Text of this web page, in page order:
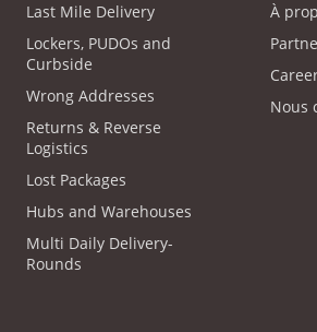
Last Mile Delivery
Lockers, PUDOs and
Curbside
Wrong Addresses
Returns & Reverse
Logistics
Lost Packages
Hubs and Warehouses
Multi Daily Delivery-
Rounds
À
Nous